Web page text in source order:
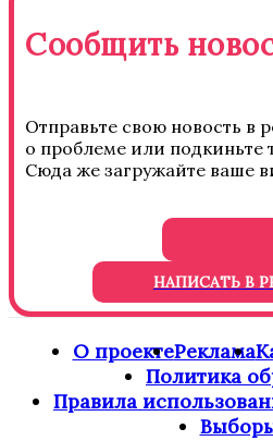
Сообщить
Отправьте свою новость в
о проблеме или подкиньте
Сюда же загружайте ваше
НАПИСАТЬ В
О проектеРеклама
Политика
Правила